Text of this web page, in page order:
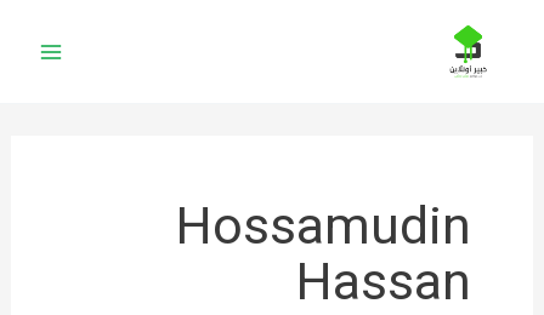
Hossamudin
Hassan